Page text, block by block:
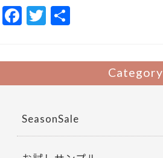
F
ac
e
o
o
k
T
w
itt
Category
SeasonSale